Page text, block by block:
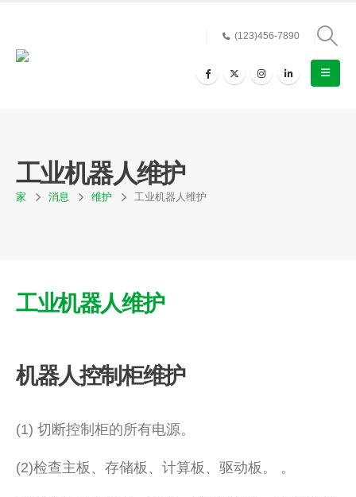
(123)456-7890
工业机器人维护
家 消息 维护 工业机器人维护
工业机器人维护
机器人控制柜维护
(1) 切断控制柜的所有电源。
(2)检查主板、存储板、计算板、驱动板。 。